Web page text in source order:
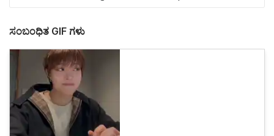
ಸಂಬಂಧಿತ GIF ಗಳು